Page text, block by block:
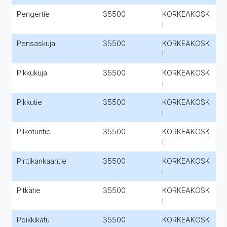
Pengertie 35500
KORKEAKOSK
I
Pensaskuja 35500
KORKEAKOSK
I
Pikkukuja 35500
KORKEAKOSK
I
Pikkutie 35500
KORKEAKOSK
I
Pilkotuntie 35500
KORKEAKOSK
I
Pirttikankaantie 35500
KORKEAKOSK
I
Pitkätie 35500
KORKEAKOSK
I
Poikkikatu 35500
KORKEAKOSK